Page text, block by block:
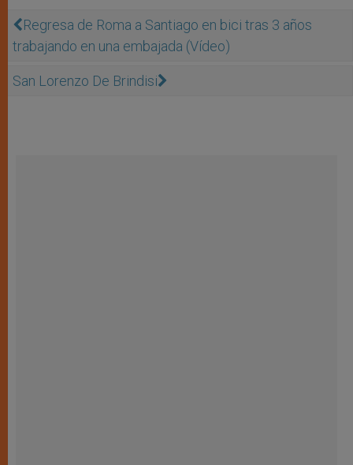
Regresa de Roma a Santiago en bici tras 3 años
trabajando en una embajada (Vídeo)
San Lorenzo De Brindisi